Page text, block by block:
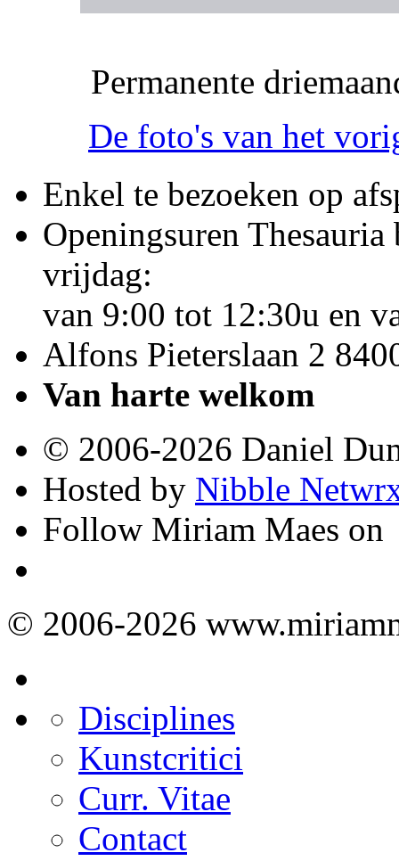
Permanente
De foto's van het
Enkel te bezoeken op
Openingsuren
vrijdag:
van 9:00 tot 12:30u en
Alfons Pieterslaan 2
Van harte welkom
© 2006-2026 Daniel
Hosted by Nibble
Follow Miriam Maes on
© 2006-2026
Disciplines
Kunstcritici
Curr. Vitae
Contact